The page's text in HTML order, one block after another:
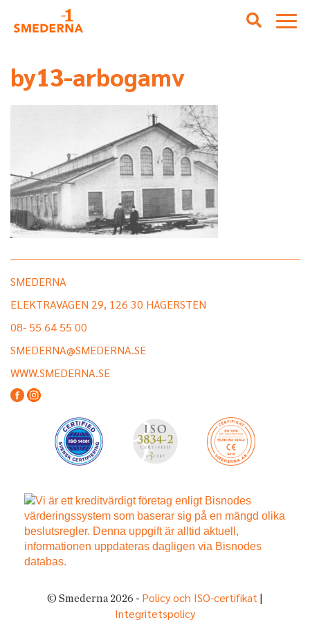
by13-arbogamv
SMEDERNA
ELEKTRAVÄGEN 29, 126 30 HÄGERSTEN
08- 55 64 55 00
SMEDERNA@SMEDERNA.SE
WWW.SMEDERNA.SE
© Smederna 2026 - Policy och ISO-certifikat
Integritetspolicy